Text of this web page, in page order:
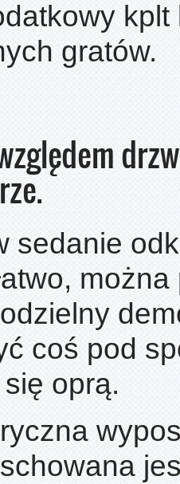
kplt
gratów.
sedanie
coś pod
oprą.